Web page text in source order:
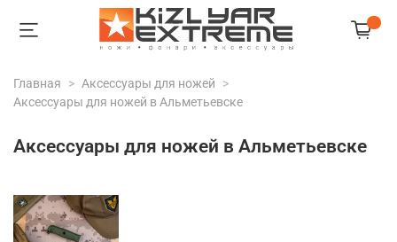
Главная
Аксессуары для ножей
Аксессуары для ножей в Альметьевске
Аксессуары для ножей в Альметьевске